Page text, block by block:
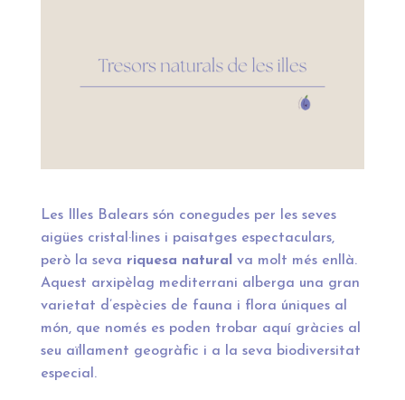
Les Illes Balears són conegudes per les seves
aigües cristal·lines i paisatges espectaculars,
però la seva riquesa natural
va molt més enllà.
Aquest arxipèlag mediterrani alberga una gran
varietat d’espècies de fauna i flora úniques al
món, que només es poden trobar aquí gràcies al
seu aïllament geogràfic i a la seva biodiversitat
especial.